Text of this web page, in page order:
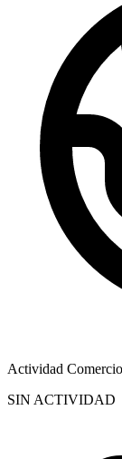
Actividad
SIN ACTIVIDAD